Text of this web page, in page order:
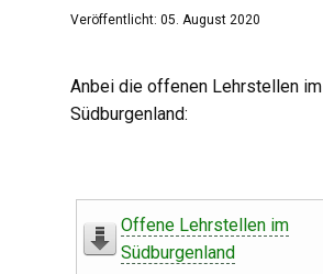
Veröffentlicht: 05. August 2020
Anbei die offenen Lehrstellen im
Südburgenland:
Offene Lehrstellen im
Südburgenland